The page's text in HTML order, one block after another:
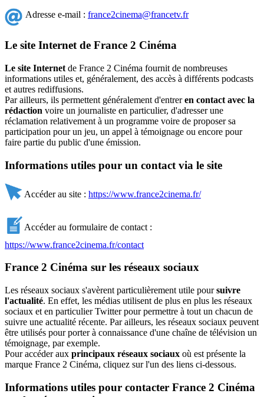
Adresse e-mail : france2cinema@francetv.fr
Le site Internet de France 2 Cinéma
Le site Internet de France 2 Cinéma fournit de nombreuses
informations utiles et, généralement, des accès à différents podcasts
et autres rediffusions.
Par ailleurs, ils permettent généralement d'entreren contact avec la
rédaction voire un journaliste en particulier, d'adresser une
réclamation relativement à un programme voire de proposer sa
participation pour un jeu, un appel à témoignage ou encore pour
faire partie du public d'une émission.
Informations utiles pour un contact via le site
Accéder au site : https://www.france2cinema.fr/
Accéder au formulaire de contact :
https://www.france2cinema.fr/contact
France 2 Cinéma sur les réseaux sociaux
Les réseaux sociaux s'avèrent particulièrement utile poursuivre
l'actualité. En effet, les médias utilisent de plus en plus les réseaux
sociaux et en particulier Twitter pour permettre à tout un chacun de
suivre une actualité récente. Par ailleurs, les réseaux sociaux peuvent
être utilisés pour porter à connaissance d'une chaîne de télévision un
témoignage, par exemple.
Pour accéder aux principaux réseaux sociaux où est présente la
marque France 2 Cinéma, cliquez sur l'un des liens ci-dessous.
Informations utiles pour contacter France 2 Cinéma